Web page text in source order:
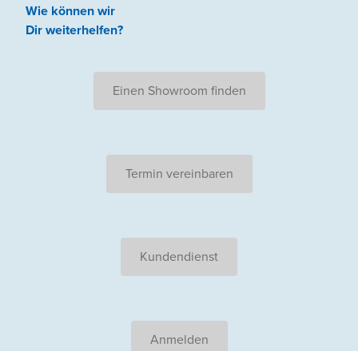
Wie können wir
Dir weiterhelfen?
Einen Showroom finden
Termin vereinbaren
Kundendienst
Anmelden